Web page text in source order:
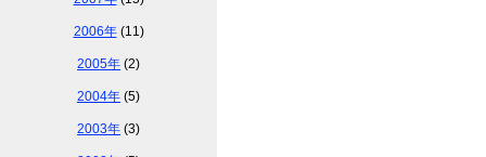
2006年(11)
2005年 (2)
2004年 (5)
2003年 (3)